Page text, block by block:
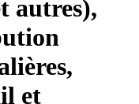
autres),
et